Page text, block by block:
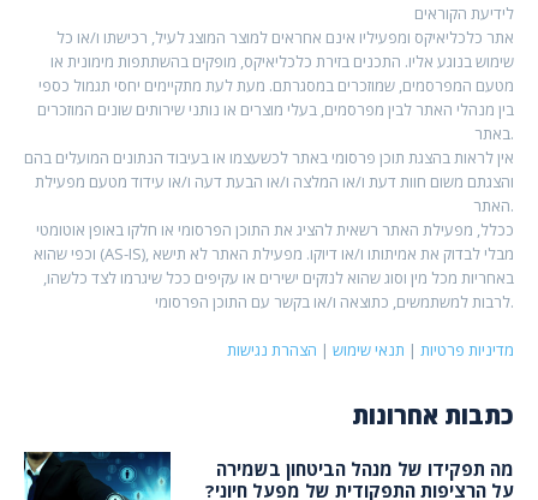
לידיעת הקוראים
אתר כלכליאיקס ומפעיליו אינם אחראים למוצר המוצג לעיל, רכישתו ו/או כל
שימוש בנוגע אליו. התכנים בזירת כלכליאיקס, מופקים בהשתתפות מימונית או
מטעם המפרסמים, שמוזכרים במסגרתם. מעת לעת מתקיימים יחסי תגמול כספי
בין מנהלי האתר לבין מפרסמים, בעלי מוצרים או נותני שירותים שונים המוזכרים
באתר.
אין לראות בהצגת תוכן פרסומי באתר לכשעצמו או בעיבוד הנתונים המועלים בהם
והצגתם משום חוות דעת ו/או המלצה ו/או הבעת דעה ו/או עידוד מטעם מפעילת
האתר.
ככלל, מפעילת האתר רשאית להציג את התוכן הפרסומי או חלקו באופן אוטומטי
וכפי שהוא (AS-IS), מבלי לבדוק את אמיתותו ו/או דיוקו. מפעילת האתר לא תישא
באחריות מכל מין וסוג שהוא לנזקים ישירים או עקיפים ככל שיגרמו לצד כלשהו,
לרבות למשתמשים, כתוצאה ו/או בקשר עם התוכן הפרסומי.
מדיניות פרטיות | תנאי שימוש | הצהרת נגישות
כתבות אחרונות
מה תפקידו של מנהל הביטחון בשמירה
על הרציפות התפקודית של מפעל חיוני?